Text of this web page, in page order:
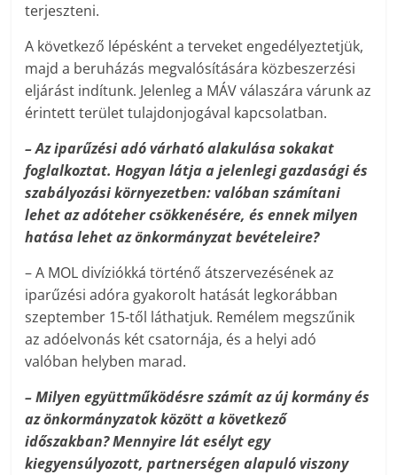
terjeszteni.
A következő lépésként a terveket engedélyeztetjük,
majd a beruházás megvalósítására közbeszerzési
eljárást indítunk. Jelenleg a MÁV válaszára várunk az
érintett terület tulajdonjogával kapcsolatban.
– Az iparűzési adó várható alakulása sokakat
foglalkoztat. Hogyan látja a jelenlegi gazdasági és
szabályozási környezetben: valóban számítani
lehet az adóteher csökkenésére, és ennek milyen
hatása lehet az önkormányzat bevételeire?
– A MOL divíziókká történő átszervezésének az
iparűzési adóra gyakorolt hatását legkorábban
szeptember 15-től láthatjuk. Remélem megszűnik
az adóelvonás két csatornája, és a helyi adó
valóban helyben marad.
– Milyen együttműködésre számít az új kormány és
az önkormányzatok között a következő
időszakban? Mennyire lát esélyt egy
kiegyensúlyozott, partnerségen alapuló viszony